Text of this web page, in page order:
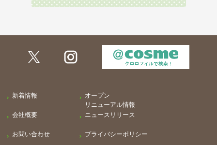
新着情報
オープン
リニューアル情報
会社概要
ニュースリリース
お問い合わせ プライバシーポリシー